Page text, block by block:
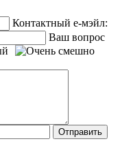
Контактный е-мэйл:
Ваш вопрос